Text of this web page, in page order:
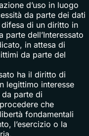
d’uso in luogo
da parte dei dati
difesa di un diritto in
dell’Interessato
in attesa di
da parte del
ha il diritto di
legittimo interesse
parte di
che
fondamentali
l’esercizio o la